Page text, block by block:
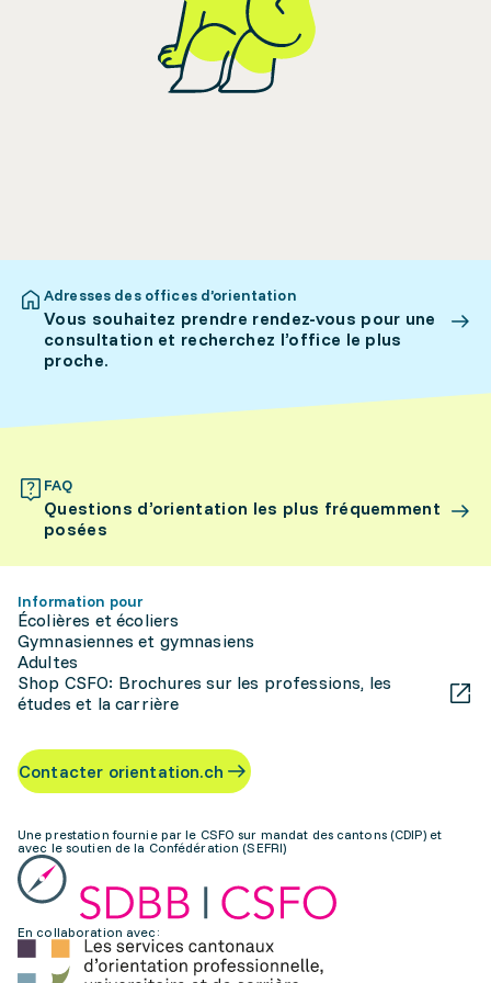
Adresses des offices d’orientation
Vous souhaitez prendre rendez-vous pour une
consultation et recherchez l’office le plus
proche.
FAQ
Questions d’orientation les plus fréquemment
posées
Information pour
Écolières et écoliers
Gymnasiennes et gymnasiens
Adultes
Shop CSFO: Brochures sur les professions, les
études et la carrière
Contacter orientation.ch
Une prestation fournie par le CSFO sur mandat des cantons (CDIP) et
avec le soutien de la Confédération (SEFRI)
En collaboration avec: